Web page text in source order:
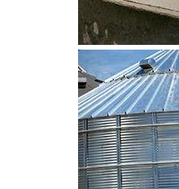
CLIQUEZ